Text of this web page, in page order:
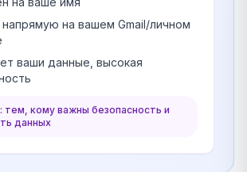
на вашем Gmail/личном
ваши данные, высокая
кому важны безопасность и
данных